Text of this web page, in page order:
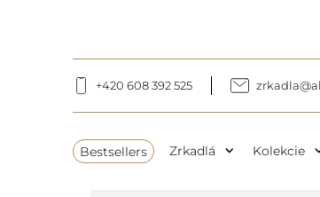
+420 608 392 525
Bestsellers Zrkadlá expand_more Kolekcie